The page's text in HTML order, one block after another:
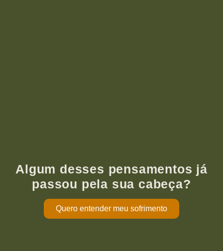
Algum desses pensamentos já
passou pela sua cabeça?
Quero entender meu sofrimento